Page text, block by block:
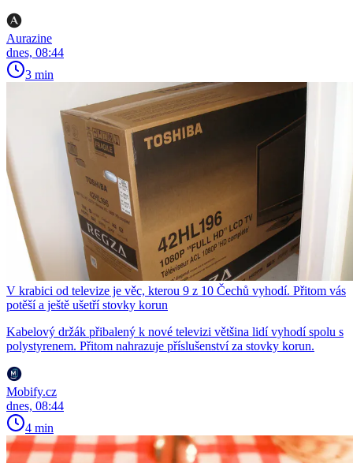
Aurazine
dnes, 08:44
3 min
V krabici od televize je věc, kterou 9 z 10 Čechů vyhodí. Přitom vás
potěší a ještě ušetří stovky korun
Kabelový držák přibalený k nové televizi většina lidí vyhodí spolu s
polystyrenem. Přitom nahrazuje příslušenství za stovky korun.
Mobify.cz
dnes, 08:44
4 min